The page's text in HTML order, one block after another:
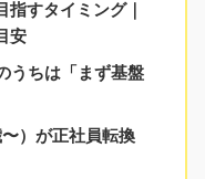
すタイミング｜
安
うちは「まず基盤
）が正社員転換